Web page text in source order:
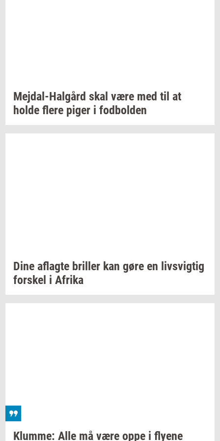
Mejdal-​Halgård skal være med til at
holde flere piger i fod­bol­den
Dine af­lag­te bril­ler kan gøre en livsvig­tig
for­skel i Afri­ka
Klum­me: Alle må være oppe i fly­e­ne